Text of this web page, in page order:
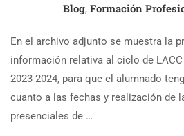
Blog, Formación
En el archivo adjunto se muestra la
información relativa al ciclo de
2023-2024, para que el alumnado
cuanto a las fechas y realización de
presenciales de …